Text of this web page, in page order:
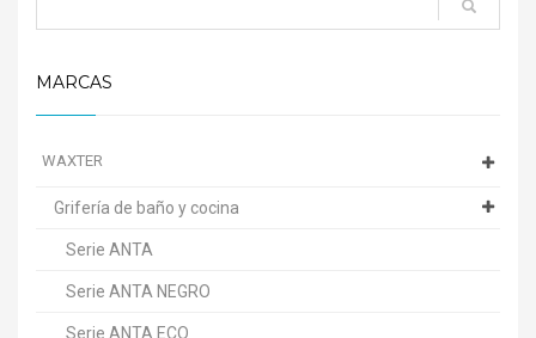
MARCAS
WAXTER
Grifería de baño y cocina
Serie ANTA
Serie ANTA NEGRO
Serie ANTA ECO